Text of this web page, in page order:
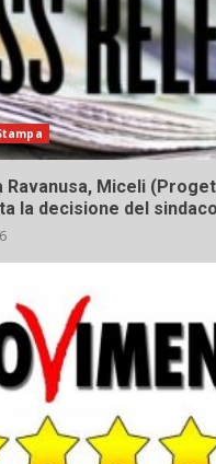
Ravanusa, Miceli
la decisione del